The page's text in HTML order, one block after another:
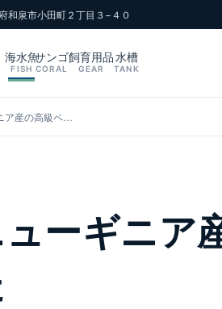
泉市小田町２丁目３−４０
海水魚
FISH
サンゴ
CORAL
飼育用品
GEAR
水槽
TANK
ア産の高級ペ…
ーギニア